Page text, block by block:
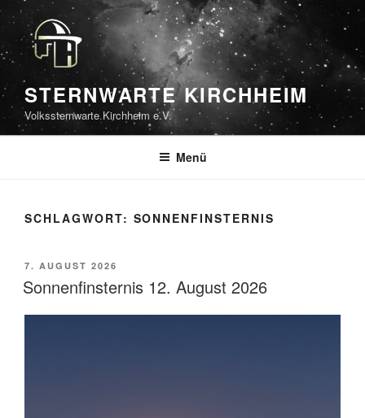
Zum
Inhalt
springen
STERNWARTE KIRCHHEIM
Volkssternwarte Kirchheim e.V.
Menü
SCHLAGWORT: SONNENFINSTERNIS
VERÖFFENTLICHT
AM
7. AUGUST 2026
Sonnenfinsternis 12. August 2026